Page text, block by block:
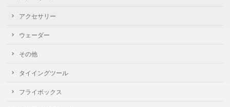
アクセサリー
ウェーダー
その他
タイイングツール
フライボックス